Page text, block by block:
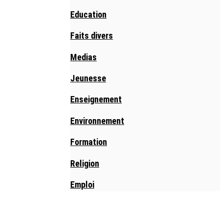
Education
Faits divers
Medias
Jeunesse
Enseignement
Environnement
Formation
Religion
Emploi